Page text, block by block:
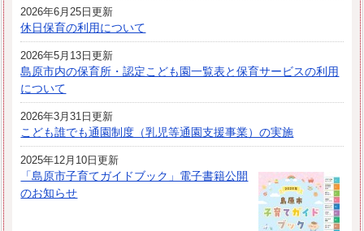
2026年6月25日更新
休日保育の利用について
2026年5月13日更新
島原市内の保育所・認定こども園一覧表と保育サービスの利用
について
2026年3月31日更新
こども誰でも通園制度（乳児等通園支援事業）の実施
2025年12月10日更新
「島原市子育てガイドブック」電子書籍公開
のお知らせ